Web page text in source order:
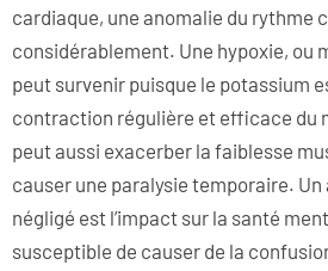
cardiaque, une anomalie du rythme
considérablement. Une hypoxie, ou
peut survenir puisque le potassium
contraction régulière et efficace du
peut aussi exacerber la faiblesse
causer une paralysie temporaire.
négligé est l’impact sur la santé
susceptible de causer de la